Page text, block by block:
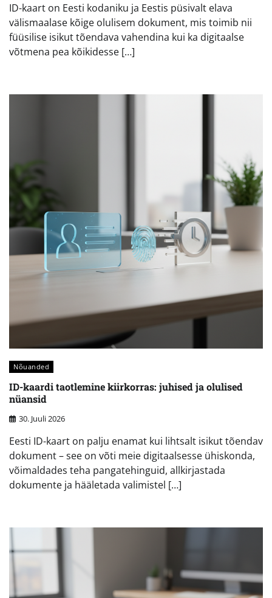
ID-kaart on Eesti kodaniku ja Eestis püsivalt elava
välismaalase kõige olulisem dokument, mis toimib nii
füüsilise isikut tõendava vahendina kui ka digitaalse
võtmena pea kõikidesse […]
Nõuanded
ID-kaardi taotlemine kiirkorras: juhised ja olulised
nüansid
30. Juuli 2026
Eesti ID-kaart on palju enamat kui lihtsalt isikut tõendav
dokument – see on võti meie digitaalsesse ühiskonda,
võimaldades teha pangatehinguid, allkirjastada
dokumente ja hääletada valimistel […]